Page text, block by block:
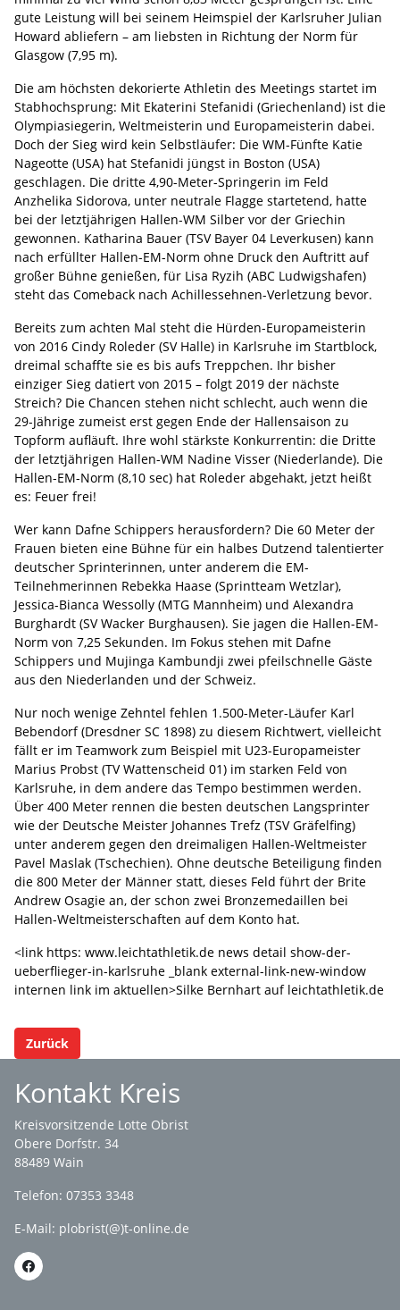
gute Leistung will bei seinem Heimspiel der Karlsruher Julian
Howard abliefern – am liebsten in Richtung der Norm für
Glasgow (7,95 m).
Die am höchsten dekorierte Athletin des Meetings startet im
Stabhochsprung: Mit Ekaterini Stefanidi (Griechenland) ist die
Olympiasiegerin, Weltmeisterin und Europameisterin dabei.
Doch der Sieg wird kein Selbstläufer: Die WM-Fünfte Katie
Nageotte (USA) hat Stefanidi jüngst in Boston (USA)
geschlagen. Die dritte 4,90-Meter-Springerin im Feld
Anzhelika Sidorova, unter neutrale Flagge startetend, hatte
bei der letztjährigen Hallen-WM Silber vor der Griechin
gewonnen. Katharina Bauer (TSV Bayer 04 Leverkusen) kann
nach erfüllter Hallen-EM-Norm ohne Druck den Auftritt auf
großer Bühne genießen, für Lisa Ryzih (ABC Ludwigshafen)
steht das Comeback nach Achillessehnen-Verletzung bevor.
Bereits zum achten Mal steht die Hürden-Europameisterin
von 2016 Cindy Roleder (SV Halle) in Karlsruhe im Startblock,
dreimal schaffte sie es bis aufs Treppchen. Ihr bisher
einziger Sieg datiert von 2015 – folgt 2019 der nächste
Streich? Die Chancen stehen nicht schlecht, auch wenn die
29-Jährige zumeist erst gegen Ende der Hallensaison zu
Topform aufläuft. Ihre wohl stärkste Konkurrentin: die Dritte
der letztjährigen Hallen-WM Nadine Visser (Niederlande). Die
Hallen-EM-Norm (8,10 sec) hat Roleder abgehakt, jetzt heißt
es: Feuer frei!
Wer kann Dafne Schippers herausfordern? Die 60 Meter der
Frauen bieten eine Bühne für ein halbes Dutzend talentierter
deutscher Sprinterinnen, unter anderem die EM-
Teilnehmerinnen Rebekka Haase (Sprintteam Wetzlar),
Jessica-Bianca Wessolly (MTG Mannheim) und Alexandra
Burghardt (SV Wacker Burghausen). Sie jagen die Hallen-EM-
Norm von 7,25 Sekunden. Im Fokus stehen mit Dafne
Schippers und Mujinga Kambundji zwei pfeilschnelle Gäste
aus den Niederlanden und der Schweiz.
Nur noch wenige Zehntel fehlen 1.500-Meter-Läufer Karl
Bebendorf (Dresdner SC 1898) zu diesem Richtwert, vielleicht
fällt er im Teamwork zum Beispiel mit U23-Europameister
Marius Probst (TV Wattenscheid 01) im starken Feld von
Karlsruhe, in dem andere das Tempo bestimmen werden.
Über 400 Meter rennen die besten deutschen Langsprinter
wie der Deutsche Meister Johannes Trefz (TSV Gräfelfing)
unter anderem gegen den dreimaligen Hallen-Weltmeister
Pavel Maslak (Tschechien). Ohne deutsche Beteiligung finden
die 800 Meter der Männer statt, dieses Feld führt der Brite
Andrew Osagie an, der schon zwei Bronzemedaillen bei
Hallen-Weltmeisterschaften auf dem Konto hat.
<link https: www.leichtathletik.de news detail show-der-
ueberflieger-in-karlsruhe _blank external-link-new-window
internen link im aktuellen>Silke Bernhart auf leichtathletik.de
Zurück
Kontakt Kreis
Kreisvorsitzende Lotte Obrist
Obere Dorfstr. 34
88489 Wain
Telefon: 07353 3348
E-Mail: plobrist(@)t-online.de